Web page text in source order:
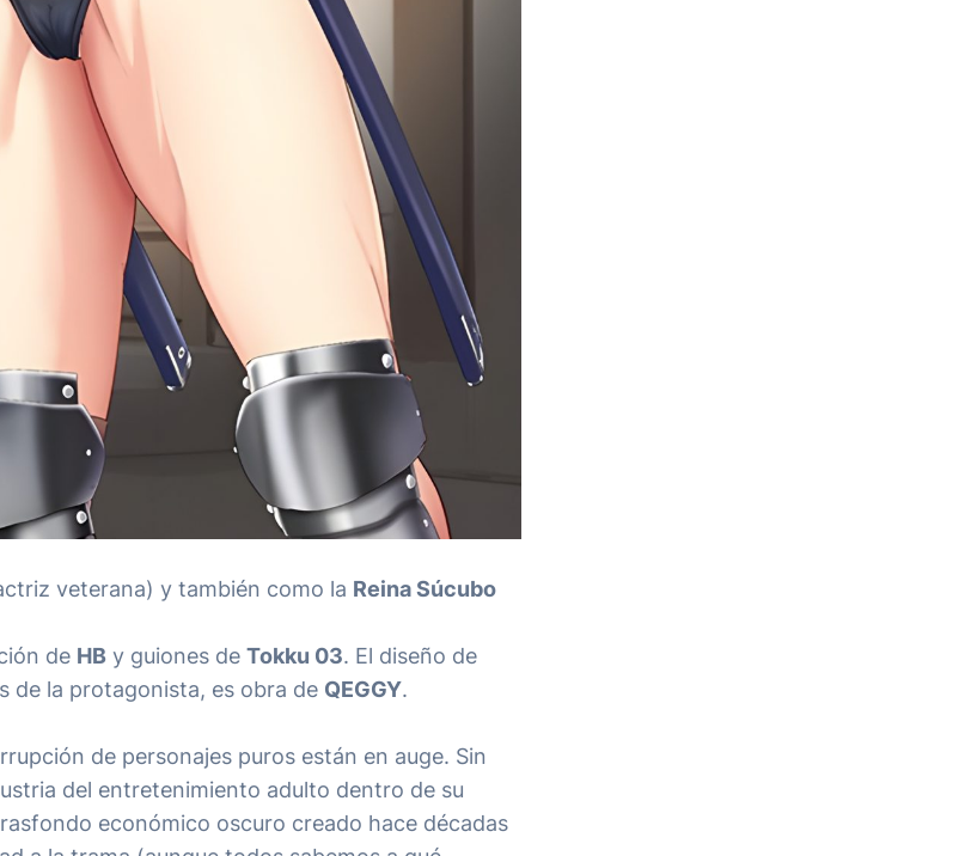
veterana) y también como la Reina Súcubo
de HB y guiones de Tokku 03. El diseño de
de la protagonista, es obra de QEGGY.
de personajes puros están en auge. Sin
del entretenimiento adulto dentro de su
económico oscuro creado hace décadas